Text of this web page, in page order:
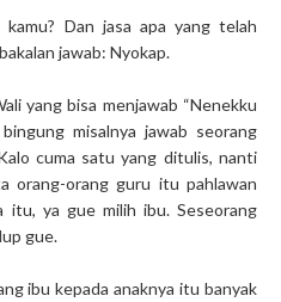
kamu? Dan jasa apa yang telah
jawab: Nyokap.
yang bisa menjawab “Nenekku
misalnya jawab seorang
cuma satu yang ditulis, nanti
orang-orang guru itu pahlawan
itu, ya gue milih ibu. Seseorang
gue.
ibu kepada anaknya itu banyak